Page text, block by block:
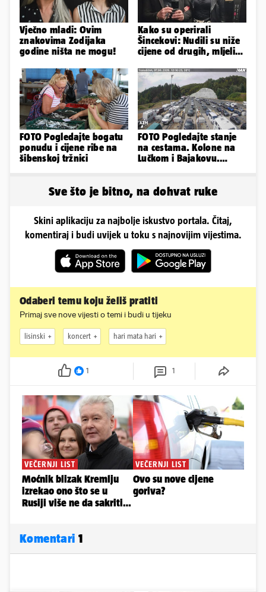
Vječno mladi: Ovim
znakovima Zodijaka
godine ništa ne mogu!
Kako su operirali
Šincekovi: Nudili su niže
cijene od drugih, mljeli
FOTO Pogledajte bogatu
ponudu i cijene ribe na
šibenskoj tržnici
FOTO Pogledajte stanje
na cestama. Kolone na
Lučkom i Bajakovu.
Sve što je bitno, na dohvat ruke
Skini aplikaciju za najbolje iskustvo portala. Čitaj,
komentiraj i budi uvijek u toku s najnovijim vijestima.
Odaberi temu koju želiš pratiti
Primaj sve nove vijesti o temi i budi u tijeku
lisinski koncert hari mata hari
1 1
Komentari 1